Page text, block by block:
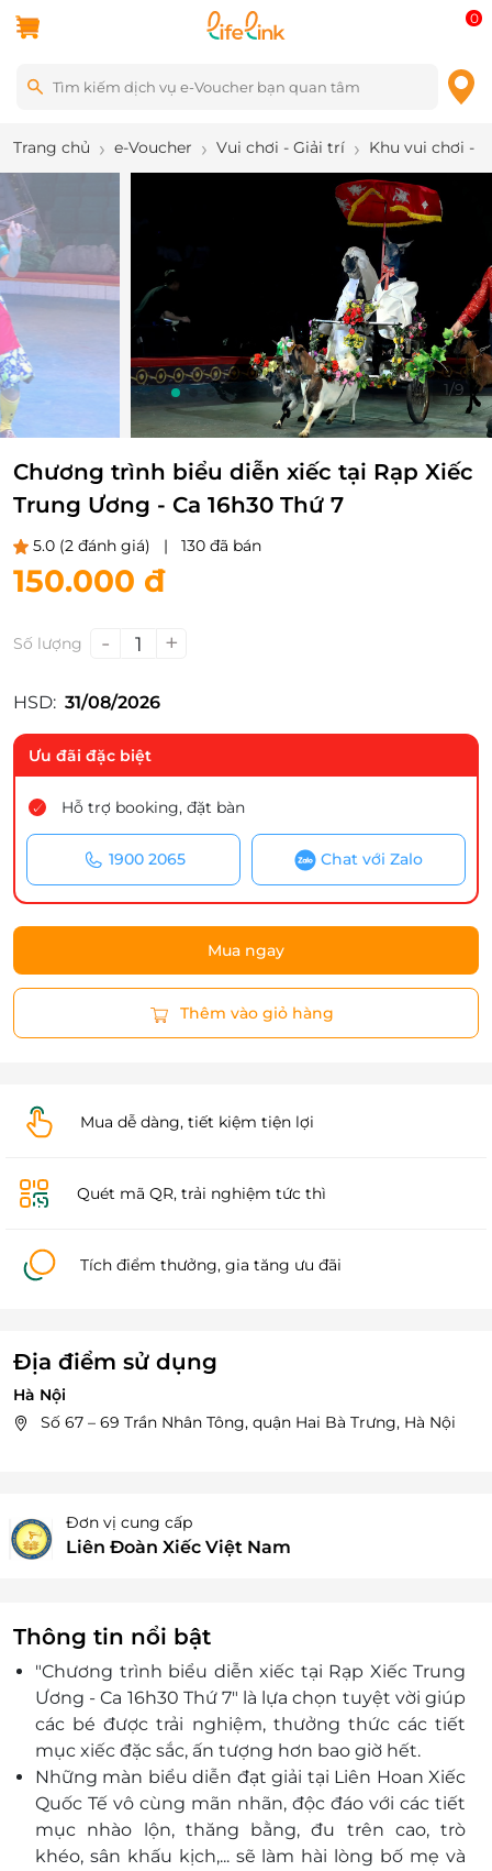
0
Trang chủ e-Voucher Vui chơi - Giải trí Khu vui chơi -
1/9
Chương trình biểu diễn xiếc tại Rạp Xiếc
Trung Ương - Ca 16h30 Thứ 7
5.0 (2 đánh giá) | 130 đã bán
150.000 đ
Số lượng - 1 +
HSD: 31/08/2026
Ưu đãi đặc biệt
Hỗ trợ booking, đặt bàn
1900 2065 Chat với Zalo
Mua ngay
Thêm vào giỏ hàng
Mua dễ dàng, tiết kiệm tiện lợi
Quét mã QR, trải nghiệm tức thì
Tích điểm thưởng, gia tăng ưu đãi
Địa điểm sử dụng
Hà Nội
Số 67 – 69 Trần Nhân Tông, quận Hai Bà Trưng, Hà Nội
Đơn vị cung cấp
Liên Đoàn Xiếc Việt Nam
Thông tin nổi bật
"Chương trình biểu diễn xiếc tại Rạp Xiếc Trung
Ương - Ca 16h30 Thứ 7" là lựa chọn tuyệt vời giúp
các bé được trải nghiệm, thưởng thức các tiết
mục xiếc đặc sắc, ấn tượng hơn bao giờ hết.
Những màn biểu diễn đạt giải tại Liên Hoan Xiếc
Quốc Tế vô cùng mãn nhãn, độc đáo với các tiết
mục nhào lộn, thăng bằng, đu trên cao, trò
khéo, sân khấu kịch,... sẽ làm hài lòng bố mẹ và